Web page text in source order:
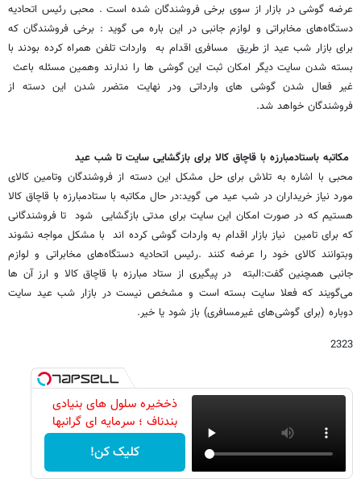
عرضه گوشی در بازار از سوی برخی فروشندگان شده است . محبی رئیس اتحادیه
دستگاه‌های مخابراتی و لوازم جانبی در این باره می گوید : برخی فروشندگان که
برای بازار شب عید از طریق مسافری اقدام به واردات تلفن همراه کرده بودند با
بسته شدن سایت دیگر امکان ثبت این گوشی ها را ندارند وهمین مسئله باعث
غیر فعال شدن گوشی های وارداتی ودر نهایت متضرر شدن این دسته از
فروشندگان خواهد شد.
مکاتبه باستادمبارزه با قاچاق کالا برای بازگشایی سایت تا شب عید
محبی با اشاره به تلاش برای حل مشکل این دسته از فروشندگان وتامین کالای
مورد نیاز خریداران در شب عید می گوید:در حال مکاتبه با ستادمبارزه با قاچاق کالا
هستیم که در صورت امکان این سایت برای مدتی بازگشایی شود تا فروشندگانی
که برای تامین نیاز بازار اقدام به واردات گوشی کرده اند با مشکل مواجه نشوند
وبتوانند کالای خود را عرضه کنند .رئیس اتحادیه دستگاه‌های مخابراتی و لوازم
جانبی همچنین گفت:البته در پیگیری از ستاد مبارزه با قاچاق کالا و ارز آن ها
می‌گویند که فعلا سایت بسته است و مشخص نیست در بازار شب عید سایت
دوباره (برای گوشی‌های غیرمسافری) باز شود یا خیر.
2323
ذخخیره سلول های بنیادی
بندناف ؛ سرمایه ای گرانبها
کلیک کن!